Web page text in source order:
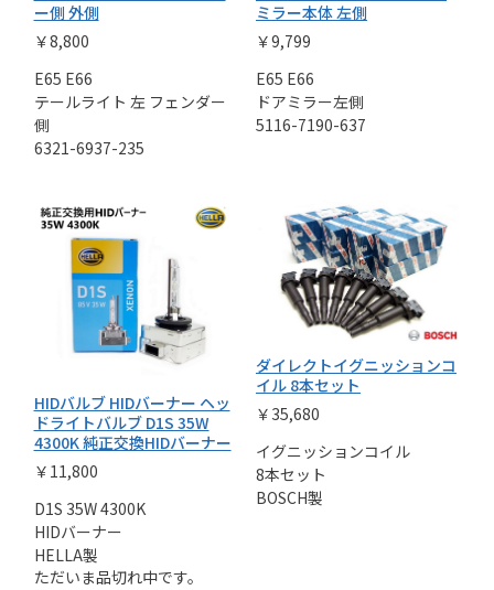
ー側 外側
￥8,800
E65 E66
テールライト 左 フェンダー
側
6321-6937-235
ミラー本体 左側
￥9,799
E65 E66
ドアミラー左側
5116-7190-637
HIDバルブ HIDバーナー ヘッ
ドライトバルブ D1S 35W
4300K 純正交換HIDバーナー
￥11,800
D1S 35W 4300K
HIDバーナー
HELLA製
ただいま品切れ中です。
ダイレクトイグニッションコ
イル 8本セット
￥35,680
イグニッションコイル
8本セット
BOSCH製